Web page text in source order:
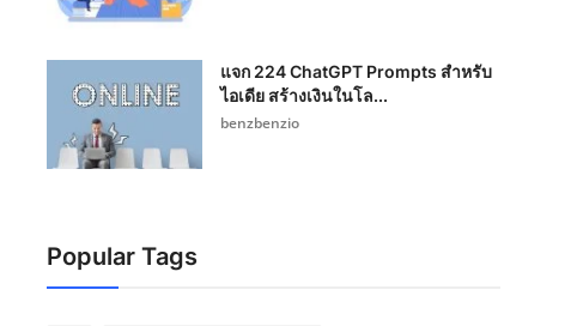
แจก 224 ChatGPT Prompts สำหรับ
ไอเดีย สร้างเงินในโล...
benzbenzio
Popular Tags